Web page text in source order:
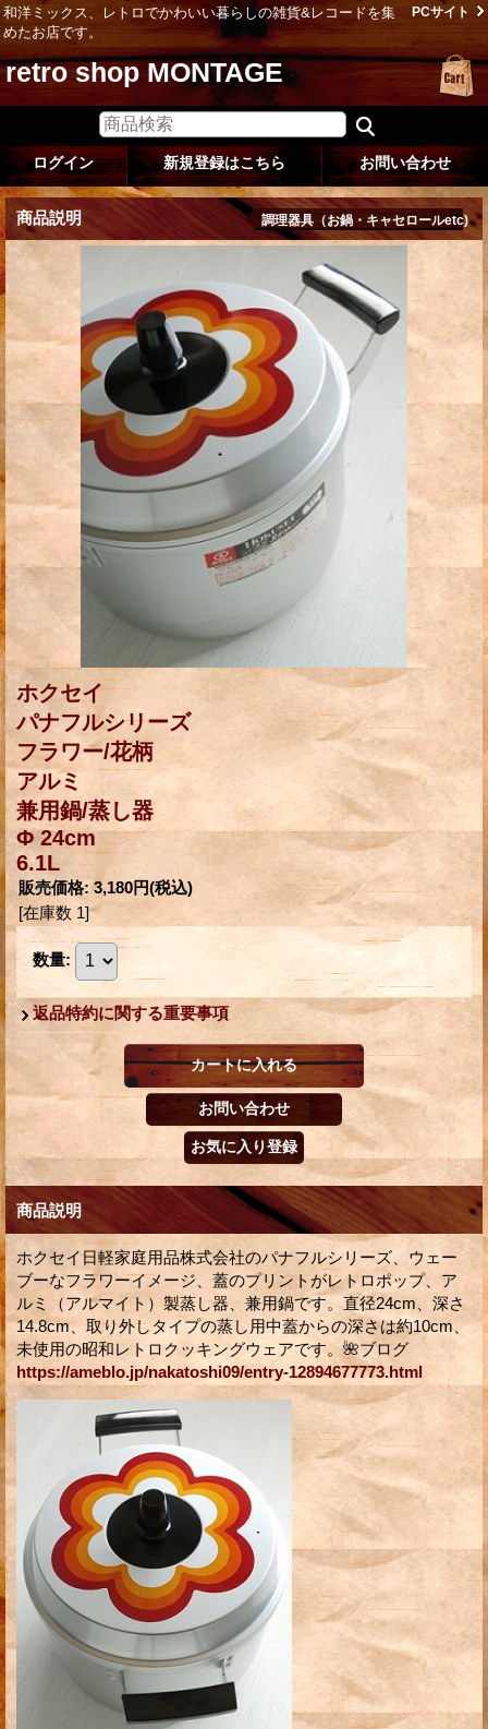
和洋ミックス、レトロでかわいい暮らしの雑貨&レコードを集
めたお店です。
PCサイト
retro shop MONTAGE
ログイン 新規登録はこちら お問い合わせ
商品説明 調理器具（お鍋・キャセロールetc)
ホクセイ
パナフルシリーズ
フラワー/花柄
アルミ
兼用鍋/蒸し器
Φ 24cm
6.1L
販売価格: 3,180円(税込)
[在庫数 1]
数量:
返品特約に関する重要事項
商品説明
ホクセイ日軽家庭用品株式会社のパナフルシリーズ、ウェー
ブーなフラワーイメージ、蓋のプリントがレトロポップ、ア
ルミ（アルマイト）製蒸し器、兼用鍋です。直径24cm、深さ
14.8cm、取り外しタイプの蒸し用中蓋からの深さは約10cm、
未使用の昭和レトロクッキングウェアです。🌺ブログ
https://ameblo.jp/nakatoshi09/entry-12894677773.html